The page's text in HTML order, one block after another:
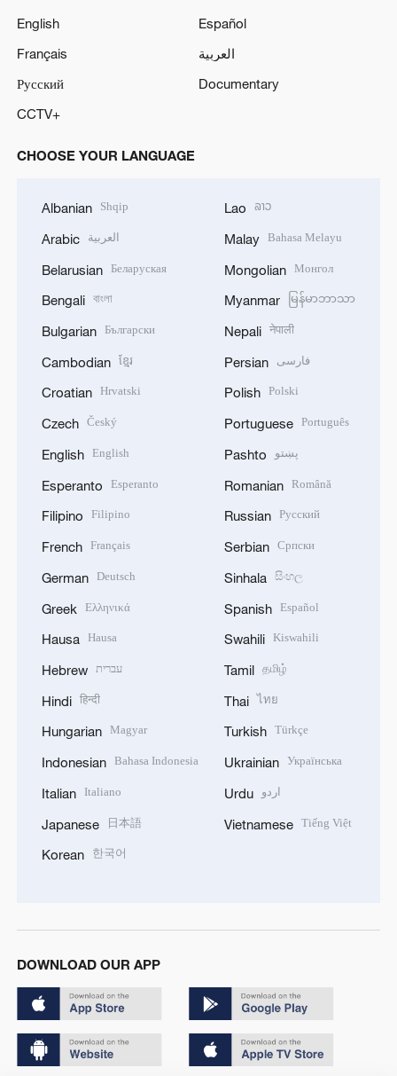
English
Español
Français
العربية
Русский
Documentary
CCTV+
CHOOSE YOUR LANGUAGE
Albanian Shqip
Arabic العربية
Belarusian Беларуская
Bengali বাংলা
Bulgarian Български
Cambodian ខ្មែរ
Croatian Hrvatski
Czech Český
English English
Esperanto Esperanto
Filipino Filipino
French Français
German Deutsch
Greek Ελληνικά
Hausa Hausa
Hebrew עברית
Hindi हिन्दी
Hungarian Magyar
Indonesian Bahasa Indonesia
Italian Italiano
Japanese 日本語
Korean 한국어
Lao ລາວ
Malay Bahasa Melayu
Mongolian Монгол
Myanmar မြန်မာဘာသာ
Nepali नेपाली
Persian فارسی
Polish Polski
Portuguese Português
Pashto پښتو
Romanian Română
Russian Русский
Serbian Српски
Sinhala සිංහල
Spanish Español
Swahili Kiswahili
Tamil தமிழ்
Thai ไทย
Turkish Türkçe
Ukrainian Українська
Urdu اردو
Vietnamese Tiếng Việt
DOWNLOAD OUR APP